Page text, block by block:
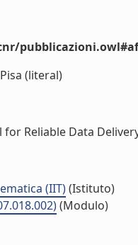
(literal)
Reliable Data
(IIT)(Istituto)
(Modulo)